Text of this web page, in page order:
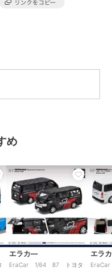
め
エラカ―
EraCar 1/64 87 トヨタ
エラ